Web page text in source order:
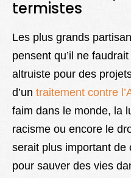
termistes
Les plus grands
pensent qu’il ne
altruiste pour des
d’un traitement contre
faim dans le monde, la
racisme ou encore le
serait plus important de
pour sauver des vies